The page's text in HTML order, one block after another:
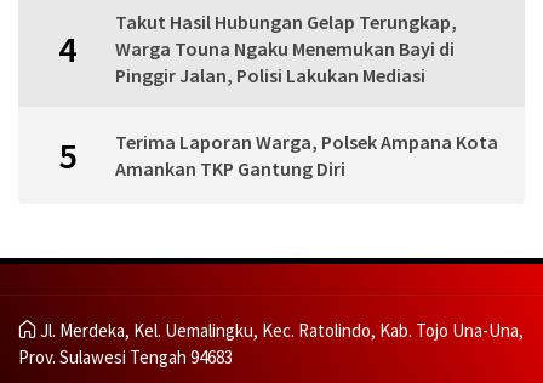
4
Takut Hasil Hubungan Gelap Terungkap,
Warga Touna Ngaku Menemukan Bayi di
Pinggir Jalan, Polisi Lakukan Mediasi
5
Terima Laporan Warga, Polsek Ampana Kota
Amankan TKP Gantung Diri
Jl. Merdeka, Kel. Uemalingku, Kec. Ratolindo, Kab. Tojo Una-Una,
Prov. Sulawesi Tengah 94683